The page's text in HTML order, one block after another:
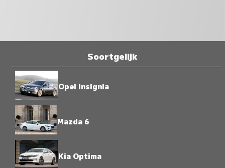
Soortgelijk
Opel Insignia
Mazda 6
Kia Optima